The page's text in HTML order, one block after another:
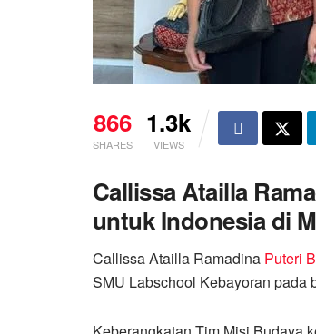
866
SHARES
1.3k
VIEWS
Callissa Atailla
untuk Indonesia di
Callissa Atailla Ramadina Puteri
SMU Labschool Kebayoran pada